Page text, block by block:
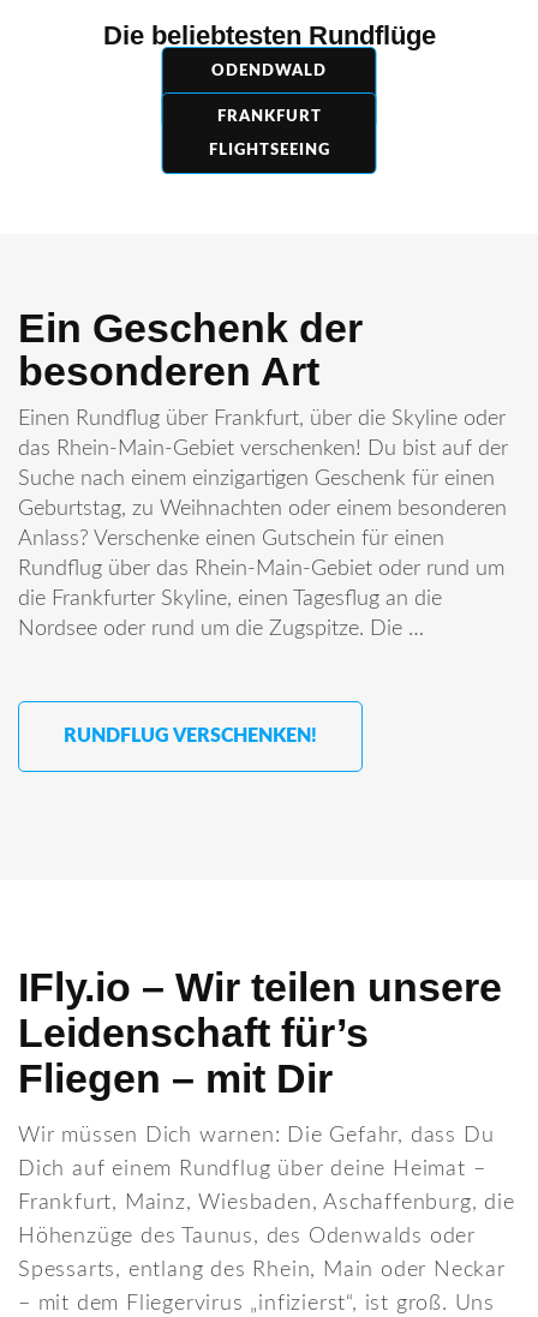
Die beliebtesten Rundflüge
ODENDWALD
FRANKFURT
FLIGHTSEEING
Ein Geschenk der
besonderen Art
Einen Rundflug über Frankfurt, über die Skyline oder
das Rhein-Main-Gebiet verschenken! Du bist auf der
Suche nach einem einzigartigen Geschenk für einen
Geburtstag, zu Weihnachten oder einem besonderen
Anlass? Verschenke einen Gutschein für einen
Rundflug über das Rhein-Main-Gebiet oder rund um
die Frankfurter Skyline, einen Tagesflug an die
Nordsee oder rund um die Zugspitze. Die …
RUNDFLUG VERSCHENKEN!
IFly.io – Wir teilen unsere
Leidenschaft für’s
Fliegen – mit Dir
Wir müssen Dich warnen: Die Gefahr, dass Du
Dich auf einem Rundflug über deine Heimat –
Frankfurt, Mainz, Wiesbaden, Aschaffenburg, die
Höhenzüge des Taunus, des Odenwalds oder
Spessarts, entlang des Rhein, Main oder Neckar
– mit dem Fliegervirus „infizierst“, ist groß. Uns